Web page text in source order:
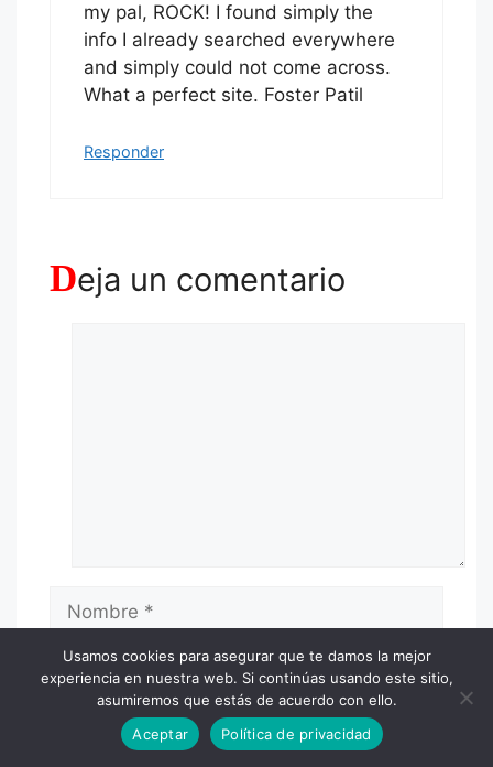
my pal, ROCK! I found simply the
info I already searched everywhere
and simply could not come across.
What a perfect site. Foster Patil
Responder
Deja un comentario
Nombre
Correo
electrónico
Usamos cookies para asegurar que te damos la mejor
experiencia en nuestra web. Si continúas usando este sitio,
asumiremos que estás de acuerdo con ello.
Aceptar
Política de privacidad